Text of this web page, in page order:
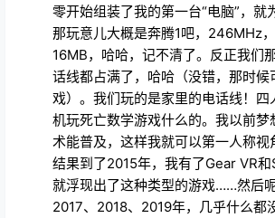
机玩死亡数学游戏什么的。我以前梦
术能普及，这样我就可以第一人称视
结果到了2015年，我有了Gear VR
就浮现出了这种类型的游戏……然后
2017、2018、2019年，几乎什么都
一些不错的游戏，算是新作，致敬
也没什么特别的。总之，就是这样！
戮、血腥混乱、秘密地点，以及在
爽快感！！！而且哈哈，我觉得难度
那么难……看来我真是个老派玩家 ;)